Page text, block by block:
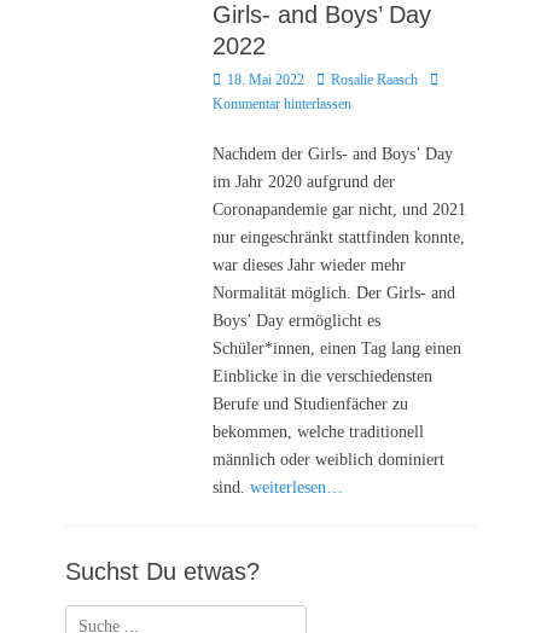
Girls- and Boys’ Day
2022
Posted
on
18. Mai 2022 AutorRosalie Raasch
Kommentar hinterlassen
Nachdem der Girls- and Boys’ Day
im Jahr 2020 aufgrund der
Coronapandemie gar nicht, und 2021
nur eingeschränkt stattfinden konnte,
war dieses Jahr wieder mehr
Normalität möglich. Der Girls- and
Boys’ Day ermöglicht es
Schüler*innen, einen Tag lang einen
Einblicke in die verschiedensten
Berufe und Studienfächer zu
bekommen, welche traditionell
männlich oder weiblich dominiert
sind.weiterlesen…
Suchst Du etwas?
Suchen